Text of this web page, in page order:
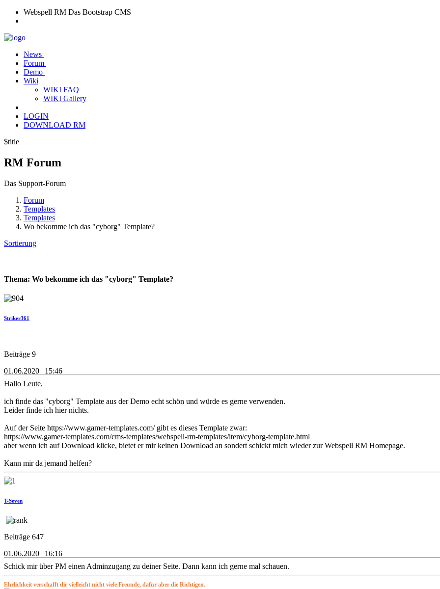
Webspell RM Das Bootstrap CMS
News
Forum
Demo
Wiki
WIKI FAQ
WIKI Gallery
LOGIN
DOWNLOAD RM
$title
RM Forum
Das Support-Forum
Forum
Templates
Templates
Wo bekomme ich das "cyborg" Template?
Sortierung
Thema: Wo bekomme ich das "cyborg" Template?
Striker361
Beiträge 9
01.06.2020 | 15:46
Hallo Leute,
ich finde das "cyborg" Template aus der Demo echt schön und würde es gerne verwenden.
Leider finde ich hier nichts.
Auf der Seite https://www.gamer-templates.com/ gibt es dieses Template zwar:
https://www.gamer-templates.com/cms-templates/webspell-rm-templates/item/cyborg-template.html
aber wenn ich auf Download klicke, bietet er mir keinen Download an sondert schickt mich wieder zur Webspell RM Homepage.
Kann mir da jemand helfen?
T-Seven
Beiträge 647
01.06.2020 | 16:16
Schick mir über PM einen Adminzugang zu deiner Seite. Dann kann ich gerne mal schauen.
Ehrlichkeit verschafft dir vielleicht nicht viele Freunde, dafür aber die Richtigen.